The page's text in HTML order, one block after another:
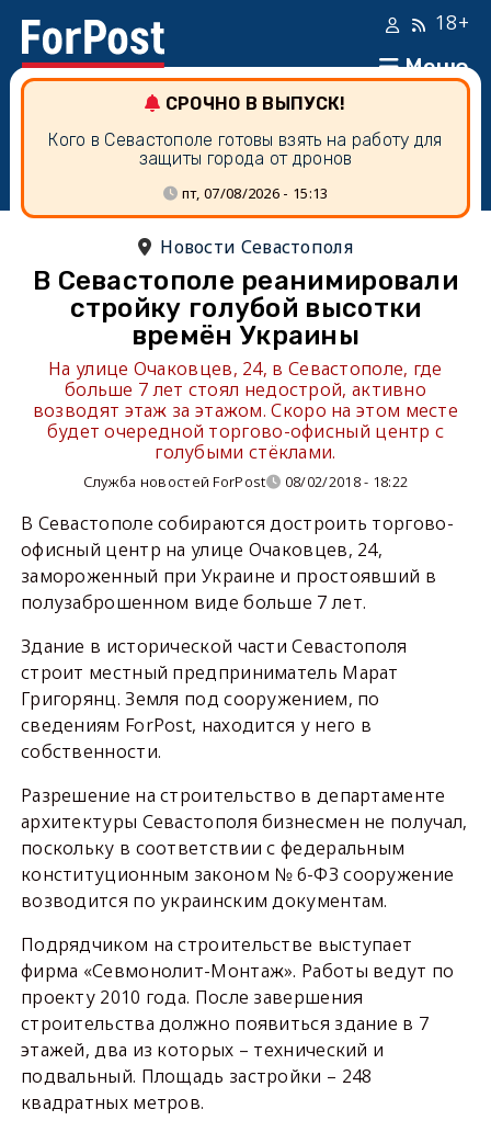
Меню
18+
СРОЧНО В ВЫПУСК!
Кого в Севастополе готовы взять на работу для
защиты города от дронов
пт, 07/08/2026 - 15:13
Новости Севастополя
В Севастополе реанимировали
стройку голубой высотки
времён Украины
На улице Очаковцев, 24, в Севастополе, где
больше 7 лет стоял недострой, активно
возводят этаж за этажом. Скоро на этом месте
будет очередной торгово-офисный центр с
голубыми стёклами.
Служба новостей ForPost 08/02/2018 - 18:22
В Севастополе собираются достроить торгово-
офисный центр на улице Очаковцев, 24,
замороженный при Украине и простоявший в
полузаброшенном виде больше 7 лет.
Здание в исторической части Севастополя
строит местный предприниматель Марат
Григорянц. Земля под сооружением, по
сведениям ForPost, находится у него в
собственности.
Разрешение на строительство в департаменте
архитектуры Севастополя бизнесмен не получал,
поскольку в соответствии с федеральным
конституционным законом № 6-ФЗ сооружение
возводится по украинским документам.
Подрядчиком на строительстве выступает
фирма «Севмонолит-Монтаж». Работы ведут по
проекту 2010 года. После завершения
строительства должно появиться здание в 7
этажей, два из которых – технический и
подвальный. Площадь застройки – 248
квадратных метров.